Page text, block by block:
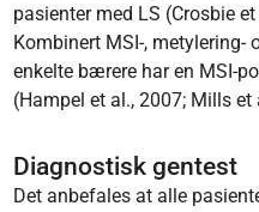
pasienter med LS (Crosbie
Kombinert MSI-, metylering-
enkelte bærere har en MSI-
(Hampel et al., 2007; Mills et
Diagnostisk gentest
Det anbefales at alle